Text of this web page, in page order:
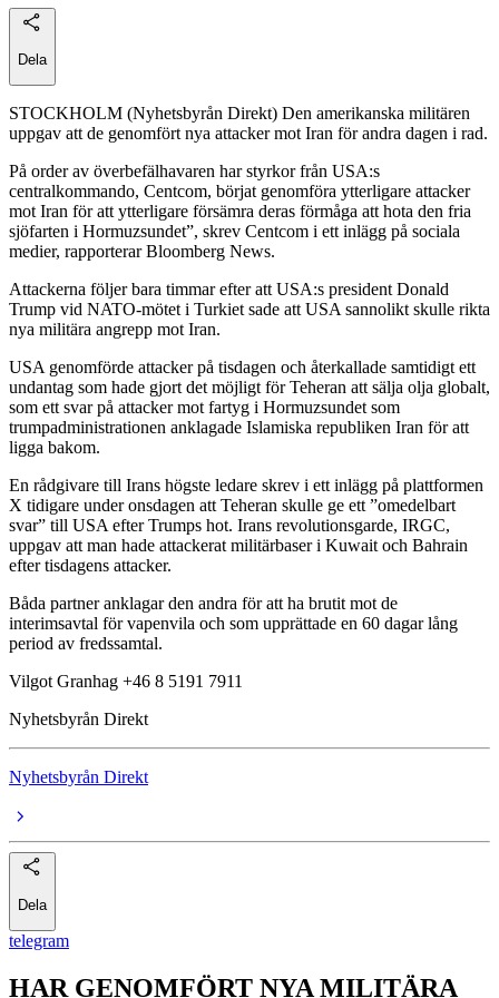
Dela
STOCKHOLM (Nyhetsbyrån Direkt) Den amerikanska militären
uppgav att de genomfört nya attacker mot Iran för andra dagen i rad.
På order av överbefälhavaren har styrkor från USA:s
centralkommando, Centcom, börjat genomföra ytterligare attacker
mot Iran för att ytterligare försämra deras förmåga att hota den fria
sjöfarten i Hormuzsundet”, skrev Centcom i ett inlägg på sociala
medier, rapporterar Bloomberg News.
Attackerna följer bara timmar efter att USA:s president Donald
Trump vid NATO-mötet i Turkiet sade att USA sannolikt skulle rikta
nya militära angrepp mot Iran.
USA genomförde attacker på tisdagen och återkallade samtidigt ett
undantag som hade gjort det möjligt för Teheran att sälja olja globalt,
som ett svar på attacker mot fartyg i Hormuzsundet som
trumpadministrationen anklagade Islamiska republiken Iran för att
ligga bakom.
En rådgivare till Irans högste ledare skrev i ett inlägg på plattformen
X tidigare under onsdagen att Teheran skulle ge ett ”omedelbart
svar” till USA efter Trumps hot. Irans revolutionsgarde, IRGC,
uppgav att man hade attackerat militärbaser i Kuwait och Bahrain
efter tisdagens attacker.
Båda partner anklagar den andra för att ha brutit mot de
interimsavtal för vapenvila och som upprättade en 60 dagar lång
period av fredssamtal.
Vilgot Granhag +46 8 5191 7911
Nyhetsbyrån Direkt
Nyhetsbyrån Direkt
Dela
telegram
HAR GENOMFÖRT NYA MILITÄRA